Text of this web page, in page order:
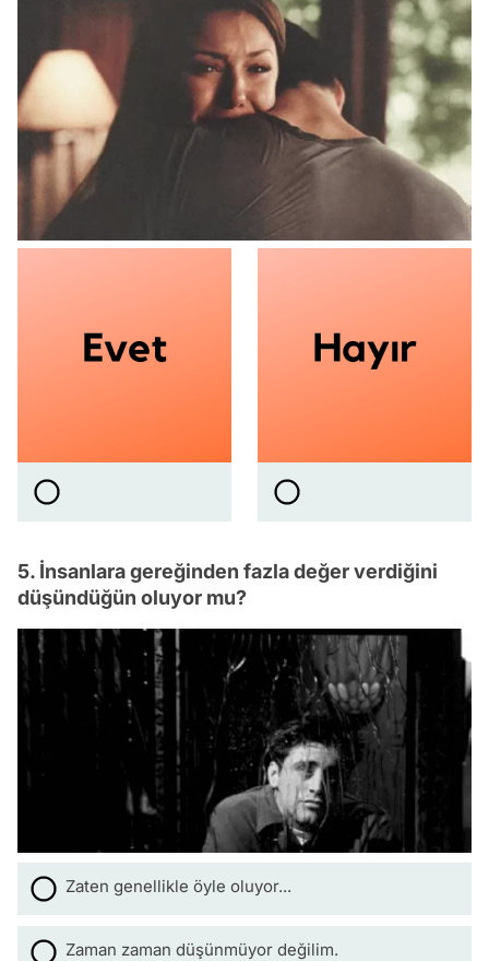
5. İnsanlara gereğinden fazla değer verdiğini
düşündüğün oluyor mu?
Zaten genellikle öyle oluyor...
Zaman zaman düşünmüyor değilim.